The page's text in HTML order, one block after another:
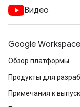
Видео
Google
Обзор платформы
Продукты для
Примечания к